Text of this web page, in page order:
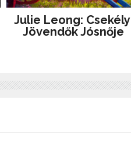
Julie Leong: Csekély ​
Jövendők Jósnője